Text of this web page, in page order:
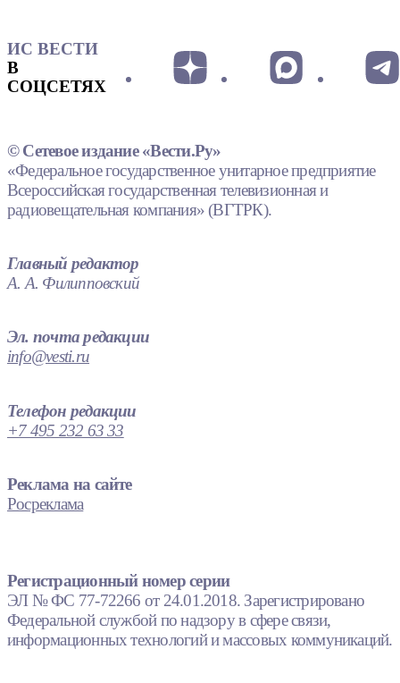
ИС ВЕСТИ
В
СОЦСЕТЯХ
© Сетевое издание «Вести.Ру»
«Федеральное государственное унитарное предприятие
Всероссийская государственная телевизионная и
радиовещательная компания» (ВГТРК).
Главный редактор
А. А. Филипповский
Эл. почта редакции
info@vesti.ru
Телефон редакции
+7 495 232 63 33
Реклама на сайте
Росреклама
Регистрационный номер серии
ЭЛ № ФС 77-72266 от 24.01.2018. Зарегистрировано
Федеральной службой по надзору в сфере связи,
информационных технологий и массовых коммуникаций.